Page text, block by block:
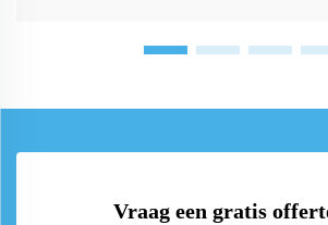
Vraag een gratis